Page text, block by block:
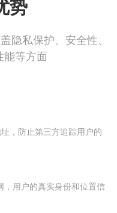
势
隐私保护、安全性、
能等方面
，防止第三方追踪用户的
，用户的真实身份和位置信